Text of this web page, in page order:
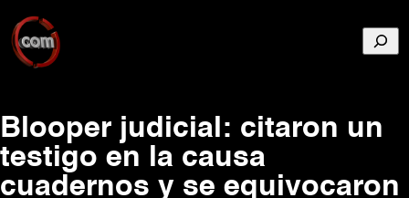
Blooper judicial: citaron un
testigo en la causa
cuadernos y se equivocaron